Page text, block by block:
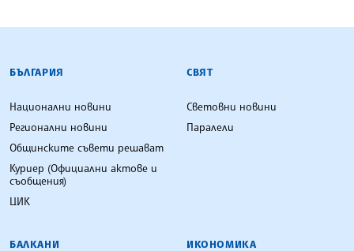
БЪЛГАРСКА ТЕЛЕГРАФНА АГЕНЦИЯ
БЪЛГАРИЯ
Национални новини
Регионални новини
Общинските съвети решават
Куриер (Официални актове и
съобщения)
ЦИК
СВЯТ
Световни новини
Паралели
БАЛКАНИ ИКОНОМИКА